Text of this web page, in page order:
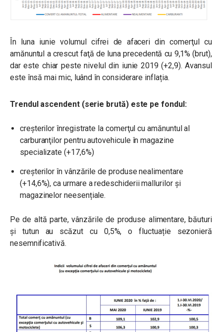
În luna iunie volumul cifrei de afaceri din comerţul cu
amănuntul a crescut faţă de luna precedentă cu 9,1% (brut),
dar este chiar peste nivelul din iunie 2019 (+2,9). Avansul
este însă mai mic, luând în considerare inflația.
Trendul ascendent (serie brută) este pe fondul:
creșterilor înregistrate la comerţul cu amănuntul al
carburanţilor pentru autovehicule în magazine
specializate (+17,6%)
creșterilor în vânzările de produse nealimentare
(+14,6%), ca urmare a redeschiderii mallurilor și
magazinelor neesențiale.
Pe de altă parte, vânzările de produse alimentare, băuturi
şi tutun au scăzut cu 0,5%, o fluctuație sezonieră
nesemnificativă.